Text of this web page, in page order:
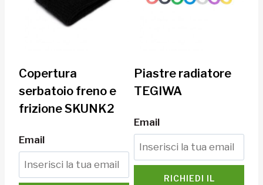
Copertura
serbatoio freno e
frizione SKUNK2
Email
Piastre radiatore
TEGIWA
Email
RICHIEDI IL